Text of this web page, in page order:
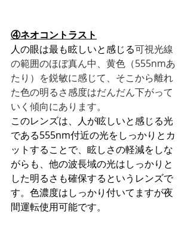
④ネオコントラスト
人の眼は最も眩しいと感じる可視光線
の範囲のほぼ真ん中、黄色（555nmあ
たり）を鋭敏に感じて、そこから離れ
た色の明るさ感度はだんだん下がって
いく傾向にあります。
このレンズは、人が眩しいと感じる光
である555nm付近の光をしっかりとカ
ットすることで、眩しさの軽減をしな
がらも、他の波長域の光はしっかりと
した明るさも確保するというレンズで
す。色濃度はしっかり付いてますが夜
間運転使用可能です。